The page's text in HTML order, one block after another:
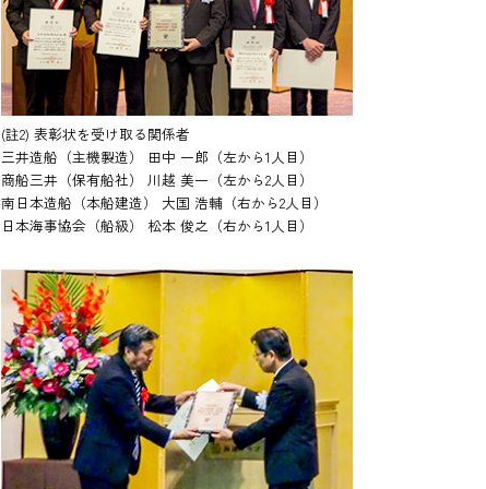
(註2) 表彰状を受け取る関係者
三井造船（主機製造） 田中 一郎（左から1人目）
商船三井（保有船社） 川越 美一（左から2人目）
南日本造船（本船建造） 大国 浩輔（右から2人目）
日本海事協会（船級） 松本 俊之（右から1人目）